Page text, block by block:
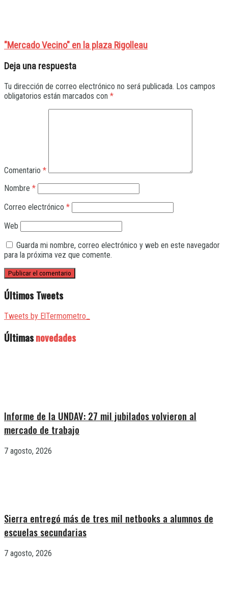
"Mercado Vecino" en la plaza Rigolleau
Deja una respuesta
Tu dirección de correo electrónico no será publicada. Los campos
obligatorios están marcados con *
Comentario *
Nombre *
Correo electrónico *
Web
Guarda mi nombre, correo electrónico y web en este navegador
para la próxima vez que comente.
Últimos Tweets
Tweets by ElTermometro_
Últimasnovedades
Informe de la UNDAV: 27 mil jubilados volvieron al
mercado de trabajo
7 agosto, 2026
Sierra entregó más de tres mil netbooks a alumnos de
escuelas secundarias
7 agosto, 2026